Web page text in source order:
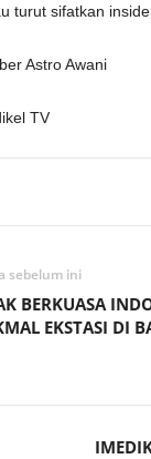
turut sifatkan
Astro Awani
TV
sebelum ini
BERKUASA
EKSTASI DI